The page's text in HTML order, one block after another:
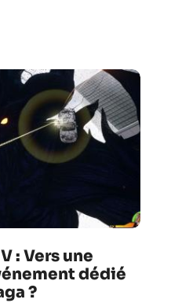
: Vers une
dédié
?